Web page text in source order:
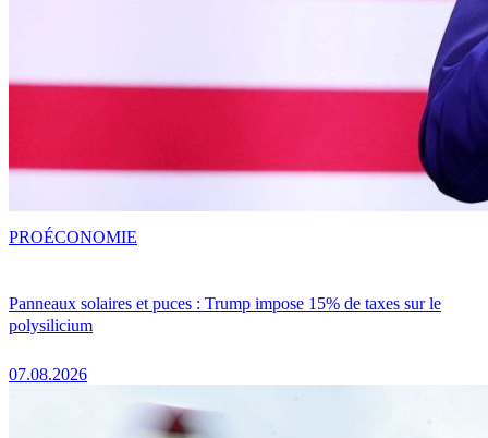
Panneaux solaires et puces : Trump impose 15% de taxes sur le
polysilicium
07.08.2026
PROÉCONOMIE